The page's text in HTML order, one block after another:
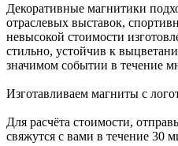
Декоративные магнитики
отраслевых выставок,
невысокой стоимости
стильно, устойчив к
значимом событии в течение
Изготавливаем магниты с
Для расчёта стоимости,
свяжутся с вами в течение 30